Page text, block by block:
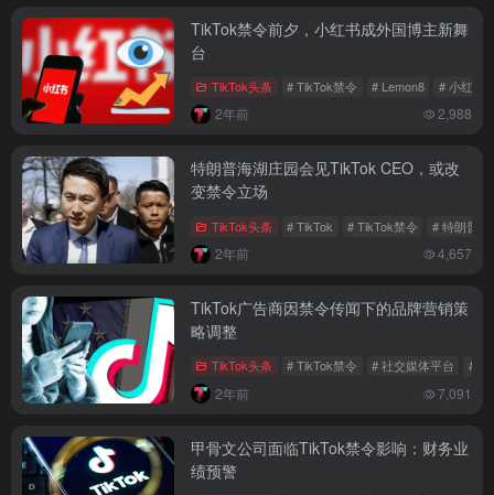
TikTok禁令前夕，小红书成外国博主新舞
台
TikTok头条 # TikTok禁令 # Lemon8 # 小红书
2年前 2,988
特朗普海湖庄园会见TikTok CEO，或改
变禁令立场
TikTok头条 # TikTok # TikTok禁令 # 特朗普
2年前 4,657
TikTok广告商因禁令传闻下的品牌营销策
略调整
TikTok头条 # TikTok禁令 # 社交媒体平台 # 广
2年前 7,091
甲骨文公司面临TikTok禁令影响：财务业
绩预警